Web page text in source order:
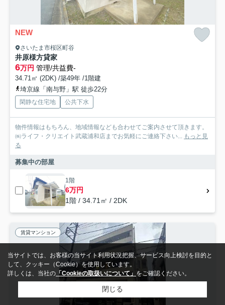
NEW
さいたま市桜区町谷
井原様方貸家
6万円 管理/共益費-
34.71㎡ (2DK) /築49年 /1階建
埼京線「南与野」駅 徒歩22分
閑静な住宅地 公共下水
物件情報はもちろん、地域情報なども合わせてご案内させて頂きます。
㈱ライフ・クリエイト武蔵浦和店までお気軽にご連絡下さい...
もっと見
る
募集中の部屋
1階
6万円
1階 / 34.71㎡ / 2DK
賃貸マンション
当サイトでは、お客様の当サイト利用状況把握、サービス向上検討を目的と
して、クッキー（Cookie）を使用しています。
詳しくは、当社の 「Cookieの取扱いについて」 をご確認ください。
閉じる